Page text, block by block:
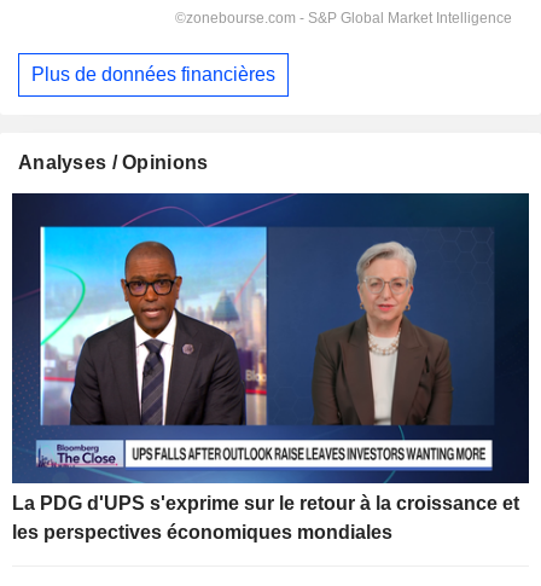
Plus de données financières
Analyses / Opinions
La PDG d'UPS s'exprime sur le retour à la croissance et
les perspectives économiques mondiales